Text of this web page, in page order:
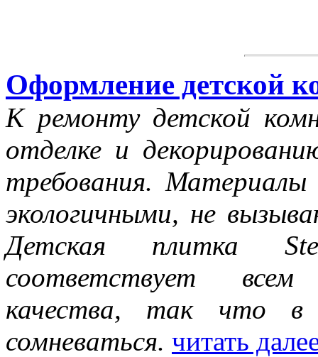
Оформление детской
К ремонту детской
отделке и
требования.
экологичными, не
Детская плитка
соответствует
качества, так что
сомневаться. читать